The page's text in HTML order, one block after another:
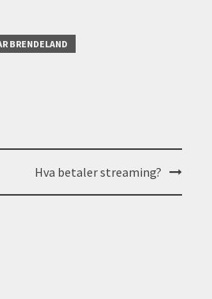
BRENDELAND
Hva betaler streaming?